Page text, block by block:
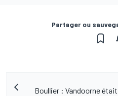
Partager ou
Boullier : Vandoorne